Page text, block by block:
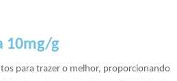
10mg/g
para trazer o melhor, proporcionando